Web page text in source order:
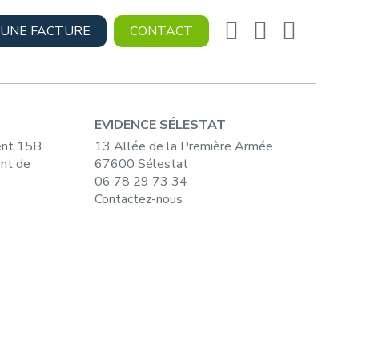
FACTURE CONTACT
15B
de
EVIDENCE SÉLESTAT
13 Allée de la Première Armée
67600 Sélestat
06 78 29 73 34
Contactez-nous